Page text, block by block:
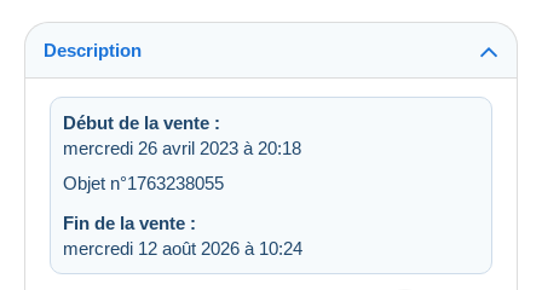
Description
Début de la vente :
mercredi 26 avril 2023 à 20:18
Objet n°1763238055
Fin de la vente :
mercredi 12 août 2026 à 10:24